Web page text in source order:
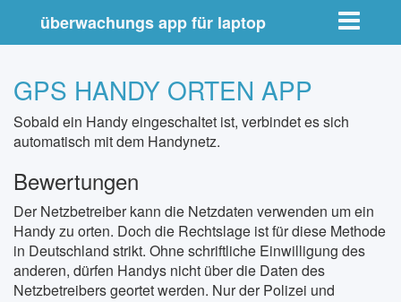
Toggle
überwachungs app für laptop
GPS HANDY ORTEN APP
Sobald ein Handy eingeschaltet ist, verbindet es sich
automatisch mit dem Handynetz.
Bewertungen
Der Netzbetreiber kann die Netzdaten verwenden um ein
Handy zu orten. Doch die Rechtslage ist für diese Methode
in Deutschland strikt. Ohne schriftliche Einwilligung des
anderen, dürfen Handys nicht über die Daten des
Netzbetreibers geortet werden. Nur der Polizei und